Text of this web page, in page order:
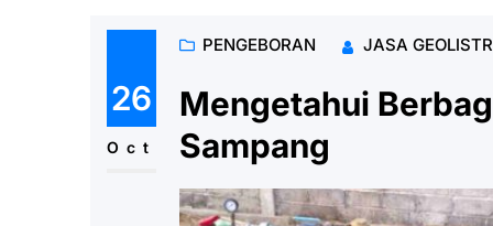
26
Oct
PENGEBORAN JASA
Mengetahui
Sampang